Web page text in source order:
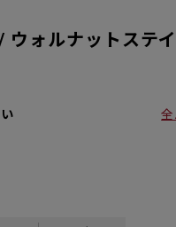
ォルナットステ